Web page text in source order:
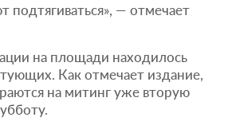
— отмечает
на площади находилось
Как отмечает издание,
на митинг уже вторую